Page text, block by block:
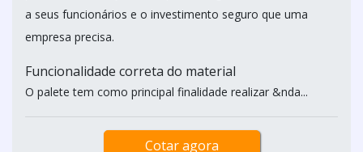
a seus funcionários e o investimento seguro que uma
empresa precisa.
Funcionalidade correta do material
O palete tem como principal finalidade realizar &nda...
Cotar agora